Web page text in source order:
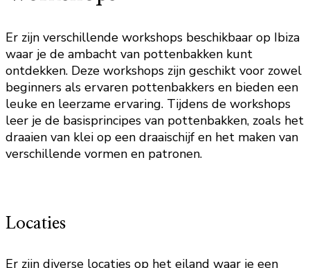
Er zijn verschillende workshops beschikbaar op Ibiza
waar je de ambacht van pottenbakken kunt
ontdekken. Deze workshops zijn geschikt voor zowel
beginners als ervaren pottenbakkers en bieden een
leuke en leerzame ervaring. Tijdens de workshops
leer je de basisprincipes van pottenbakken, zoals het
draaien van klei op een draaischijf en het maken van
verschillende vormen en patronen.
Locaties
Er zijn diverse locaties op het eiland waar je een